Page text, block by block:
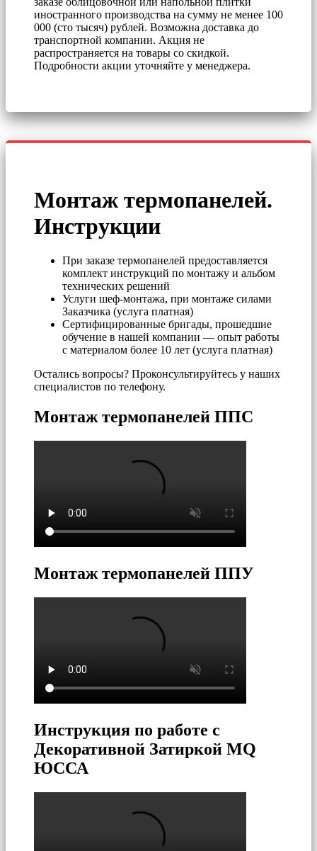
иностранного производства на сумму не менее 100
000 (сто тысяч) рублей. Возможна доставка до
транспортной компании. Акция не
распространяется на товары со скидкой.
Подробности акции уточняйте у менеджера.
Монтаж термопанелей.
Инструкции
При заказе термопанелей предоставляется
комплект инструкций по монтажу и альбом
технических решений
Услуги шеф-монтажа, при монтаже силами
Заказчика (услуга платная)
Сертифицированные бригады, прошедшие
обучение в нашей компании — опыт работы
с материалом более 10 лет (услуга платная)
Остались вопросы? Проконсультируйтесь у наших
специалистов по телефону.
Монтаж термопанелей ППС
Монтаж термопанелей ППУ
Инструкция по работе с
Декоративной Затиркой MQ
ЮССА